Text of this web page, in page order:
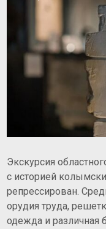
Экскурсия
с историей
репрессирован.
орудия труда,
одежда и различная